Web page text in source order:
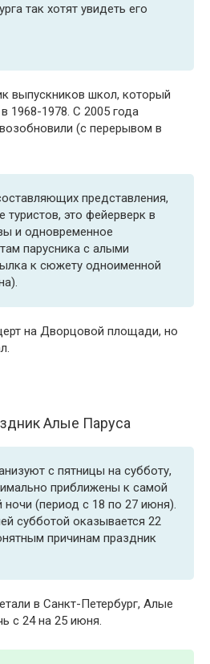
так хотят увидеть его
выпускников школ, который
1968-1978. С 2005 года
(с перерывом в
представления,
это фейерверк в
и одновременное
парусника с алыми
к сюжету одноименной
на Дворцовой площади, но
Алые Паруса
с пятницы на субботу,
приближены к самой
ночи (период с 18 по 27 июня).
субботой оказывается 22
причинам праздник
в Санкт-Петербург, Алые
с 24 на 25 июня.